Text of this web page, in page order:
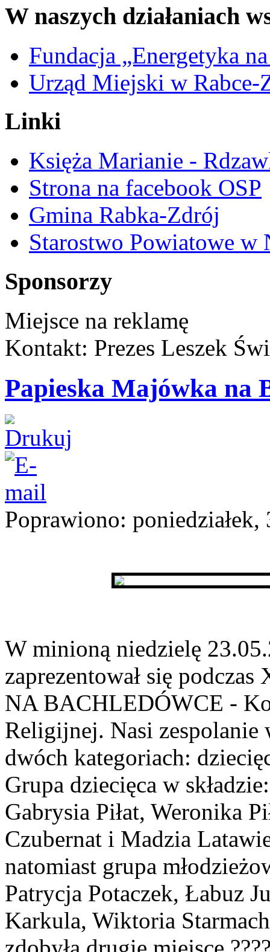
W naszych działaniach
Fundacja „Energetyka
Urząd Miejski w Rabce-
Linki
Księża Marianie -
Strona na facebook OSP
Gmina Rabka-Zdrój
Starostwo Powiatowe w
Sponsorzy
Miejsce na reklamę
Kontakt: Prezes Leszek
Papieska Majówka na
Poprawiono: poniedziałek,
W minioną niedzielę
zaprezentował się
NA BACHLEDÓWCE -
Religijnej. Nasi
dwóch kategoriach:
Grupa dziecięca w
Gabrysia Piłat, Weronika
Czubernat i Madzia
natomiast grupa
Patrycja Potaczek, Łabuz
Karkula, Wiktoria